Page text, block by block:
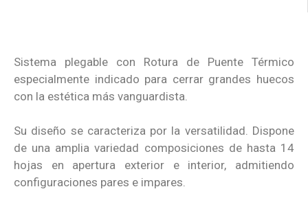
Sistema plegable con Rotura de Puente Térmico
especialmente indicado para cerrar grandes huecos
con la estética más vanguardista.
Su diseño se caracteriza por la versatilidad. Dispone
de una amplia variedad composiciones de hasta 14
hojas en apertura exterior e interior, admitiendo
configuraciones pares e impares.